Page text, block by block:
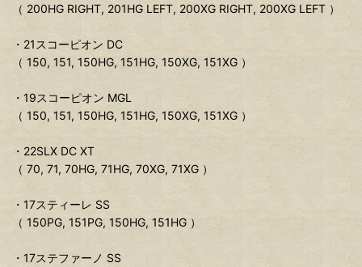
（ 200HG RIGHT, 201HG LEFT, 200XG RIGHT, 200XG LEFT ）
・21スコーピオン DC
（ 150, 151, 150HG, 151HG, 150XG, 151XG ）
・19スコーピオン MGL
（ 150, 151, 150HG, 151HG, 150XG, 151XG ）
・22SLX DC XT
（ 70, 71, 70HG, 71HG, 70XG, 71XG ）
・17スティーレ SS
（ 150PG, 151PG, 150HG, 151HG ）
・17ステファーノ SS